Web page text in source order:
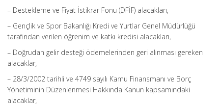
– Destekleme ve Fiyat İstikrar Fonu (DFİF) alacakları,
– Gençlik ve Spor Bakanlığı Kredi ve Yurtlar Genel Müdürlüğü
tarafından verilen öğrenim ve katkı kredisi alacakları,
– Doğrudan gelir desteği ödemelerinden geri alınması gereken
alacaklar,
– 28/3/2002 tarihli ve 4749 sayılı Kamu Finansmanı ve Borç
Yönetiminin Düzenlenmesi Hakkında Kanun kapsamındaki
alacaklar,